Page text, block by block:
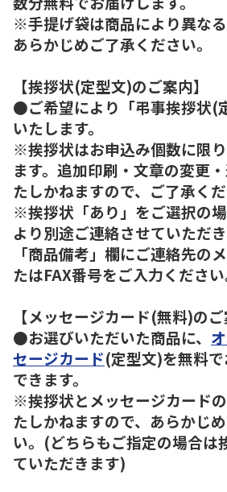
※手提げ袋は商品により異なる
あらかじめご了承ください。
【挨拶状(定型文)のご案内】
●ご希望により「弔事挨拶状(
いたします。
※挨拶状はお申込み個数に限
ます。追加印刷・文章の変更
たしかねますので、ご了承くだ
※挨拶状「あり」をご選択の
より別途ご連絡させていただき
「商品備考」欄にご連絡先の
たはFAX番号をご入力ください
【メッセージカード(無料)のご
●お選びいただいた商品に、
セージカード(定型文)を無料
できます。
※挨拶状とメッセージカード
たしかねますので、あらかじ
い。(どちらもご指定の場合は
ていただきます)